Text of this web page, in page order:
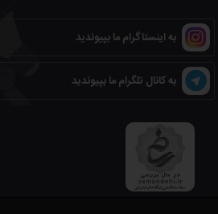
به اینستاگرام ما بپیوندید
به کانال تلگرام ما بپیوندید